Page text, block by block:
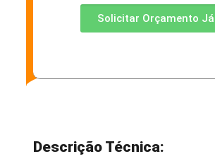
Solicitar Orçamento Já
Descrição Técnica: